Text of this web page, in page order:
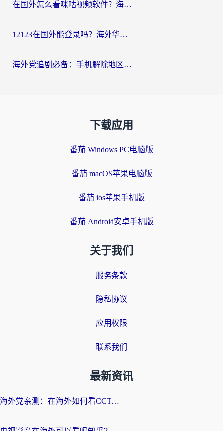
在国外怎么看咪咕视频软件？海外党亲测有效的回国加速方案
12123在国外能登录吗？海外华人必看的回国加速实用指南
海外党追剧必备：手机解除地区限制app怎么选？解决央视视频&国内剧地区限制全指南
下载应用
番茄 Windows PC电脑版
番茄 macOS苹果电脑版
番茄 ios苹果手机版
番茄 Android安卓手机版
关于我们
服务条款
隐私协议
应用权限
联系我们
最新资讯
海外党亲测：在海外如何看CCTV？告别“仅限大陆播放”的实用指南